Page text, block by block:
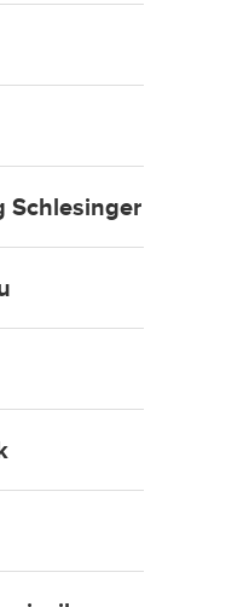
Schlesinger